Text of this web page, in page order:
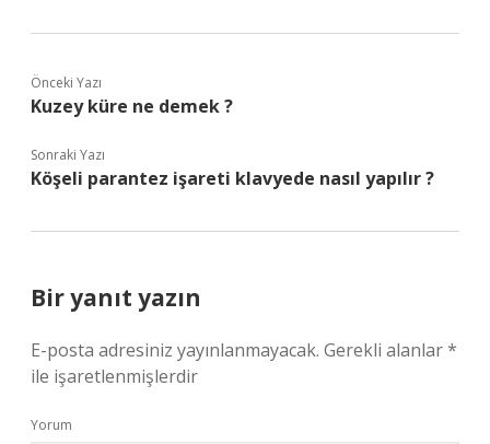
Önceki Yazı
Kuzey küre ne demek ?
Sonraki Yazı
Köşeli parantez işareti klavyede nasıl yapılır ?
Bir yanıt yazın
E-posta adresiniz yayınlanmayacak. Gerekli alanlar*
ile işaretlenmişlerdir
Yorum